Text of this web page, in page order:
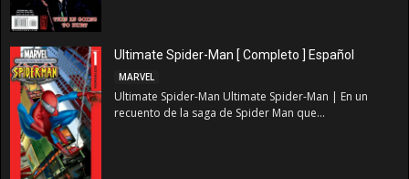
Ultimate Spider-Man [ Completo ] Español
MARVEL
Ultimate Spider-Man Ultimate Spider-Man | En un
recuento de la saga de Spider Man que...